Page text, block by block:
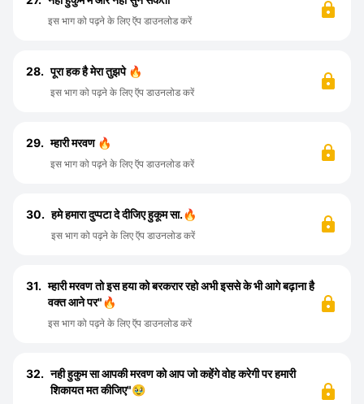
इस भाग को पढ़ने के लिए ऍप डाउनलोड करें
28. पूरा हक है मेरा तुझपे 🔥
इस भाग को पढ़ने के लिए ऍप डाउनलोड करें
29. म्हारी मरवण 🔥
इस भाग को पढ़ने के लिए ऍप डाउनलोड करें
30. हमे हमारा दुप्पटा दे दीजिए हुकूम सा.🔥
इस भाग को पढ़ने के लिए ऍप डाउनलोड करें
31. म्हारी मरवण तो इस हया को बरकरार रहो अभी इससे के भी आगे बढ़ाना है
वक्त आने पर"🔥
इस भाग को पढ़ने के लिए ऍप डाउनलोड करें
32. नही हुकुम सा आपकी मरवण को आप जो कहेंगे वोह करेगी पर हमारी
शिकायत मत कीजिए"🥹